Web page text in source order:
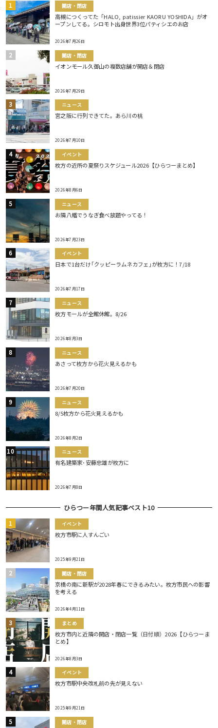
開店・閉店
高槻につくってた「HALO, patissier KAORU YOSHIDA」がオ
ープンしてる。シロモト出身世界3位パティシエのお店
2026年7月26日
開店・閉店
イオンモール久御山の複数店舗が開店＆閉店
2026年7月29日
ニュース
宮之阪に行列できてた。あら川の桃
2026年7月10日
イベント
枚方の近所の夏祭りスケジュール2026【ひらつーまとめ】
2026年8月6日
ニュース
お隣八幡でうなぎ食べ放題やってる！
2026年7月23日
イベント
日本で1台だけ｢クッピーラムネカフェ｣が枚方に！7/18
2026年7月17日
ニュース
枚方モールが全館休館。8/26
2026年8月3日
ニュース
あさって枚方から花火見えるかも
2026年7月20日
ニュース
8/5枚方から花火見えるかも
2026年8月2日
ニュース
有名建築家･安藤忠雄が枚方に
2026年7月8日
ひらつー年間人気記事ベスト10
イベント
枚方市駅に人すんごい
2025年9月21日
開店・閉店
京橋の南に新駅が2028年春にできるみたい。枚方市民への影響
を考える
2026年4月11日
まとめ
枚方市内と近隣の開店・閉店一覧（日付順）2026【ひらつーま
とめ】
2026年8月3日
イベント
枚方市駅中央改札前の先が見えない
2025年9月21日
開店・閉店